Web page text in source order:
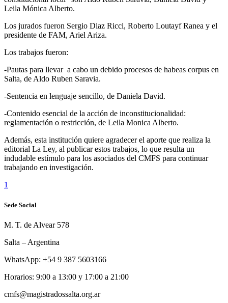
Leila Mónica Alberto.
Los jurados fueron Sergio Diaz Ricci, Roberto Loutayf Ranea y el
presidente de FAM, Ariel Ariza.
Los trabajos fueron:
-Pautas para llevar a cabo un debido procesos de habeas corpus en
Salta, de Aldo Ruben Saravia.
-Sentencia en lenguaje sencillo, de Daniela David.
-Contenido esencial de la acción de inconstitucionalidad:
reglamentación o restricción, de Leila Monica Alberto.
Además, esta institución quiere agradecer el aporte que realiza la
editorial La Ley, al publicar estos trabajos, lo que resulta un
indudable estímulo para los asociados del CMFS para continuar
trabajando en investigación.
1
Sede Social
M. T. de Alvear 578
Salta – Argentina
WhatsApp: +54 9 387 5603166
Horarios: 9:00 a 13:00 y 17:00 a 21:00
cmfs@magistradossalta.org.ar